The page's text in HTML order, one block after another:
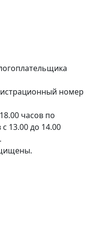
область,
эт. 2, пом. 22.
номер
часов по
13.00 до 14.00